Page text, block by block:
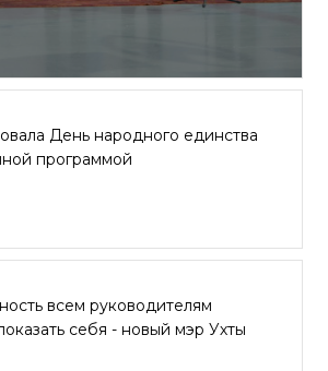
День народного единства
программой
всем руководителям
себя - новый мэр Ухты